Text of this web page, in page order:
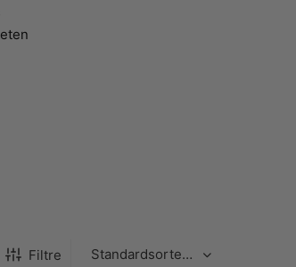
Filtre